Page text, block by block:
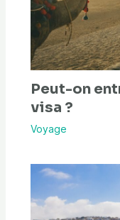
Peut-on
visa ?
Voyage